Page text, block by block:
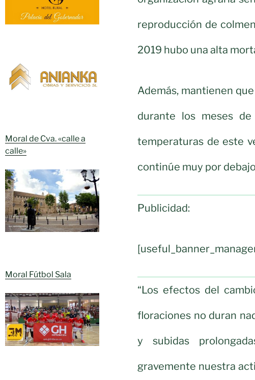
Moral de Cva. «calle a
calle»
Moral Fútbol Sala
reproducción de
2019 hubo una alta
Además, mantienen
durante los meses
temperaturas de este
continúe muy por
Publicidad:
“Los efectos del
floraciones no duran
y subidas
gravemente nuestra